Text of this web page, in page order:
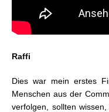
Raffi
Dies war mein erstes
Menschen aus der
verfolgen, sollten